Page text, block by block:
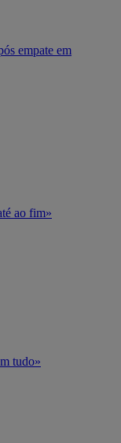
empate em
ao fim»
tudo»